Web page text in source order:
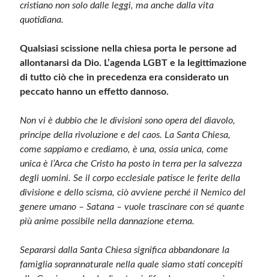
cristiano non solo dalle leggi, ma anche dalla vita
quotidiana.
Qualsiasi scissione nella chiesa porta le persone ad
allontanarsi da Dio. L’agenda LGBT e la legittimazione
di tutto ciò che in precedenza era considerato un
peccato hanno un effetto dannoso.
Non vi è dubbio che le divisioni sono opera del diavolo,
principe della rivoluzione e del caos. La Santa Chiesa,
come sappiamo e crediamo, è una, ossia unica, come
unica è l’Arca che Cristo ha posto in terra per la salvezza
degli uomini. Se il corpo ecclesiale patisce le ferite della
divisione e dello scisma, ciò avviene perché il Nemico del
genere umano – Satana – vuole trascinare con sé quante
più anime possibile nella dannazione eterna.
Separarsi dalla Santa Chiesa significa abbandonare la
famiglia soprannaturale nella quale siamo stati concepiti